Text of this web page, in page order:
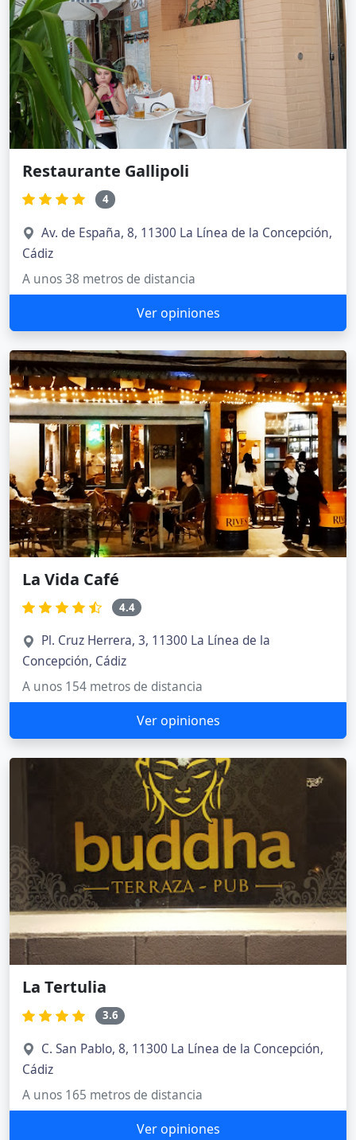
Restaurante Gallipoli
4
Av. de España, 8, 11300 La Línea de la Concepción,
Cádiz
A unos 38 metros de distancia
Ver opiniones
La Vida Café
4.4
Pl. Cruz Herrera, 3, 11300 La Línea de la
Concepción, Cádiz
A unos 154 metros de distancia
Ver opiniones
La Tertulia
3.6
C. San Pablo, 8, 11300 La Línea de la Concepción,
Cádiz
A unos 165 metros de distancia
Ver opiniones